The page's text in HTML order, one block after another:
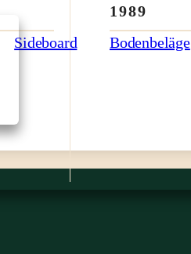
Sideboard
1989
Bodenbeläge